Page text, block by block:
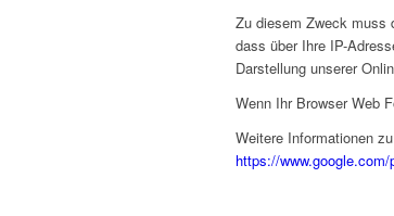
Zu diesem Zweck muss
dass über Ihre IP-
Darstellung unserer
Wenn Ihr Browser Web
Weitere Informationen
https://